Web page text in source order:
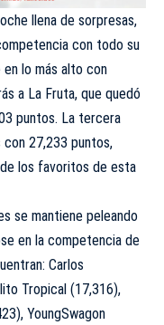
llena de sorpresas,
con todo su
lo más alto con
a La Fruta, que quedó
puntos. La tercera
27,233 puntos,
los favoritos de esta
se mantiene peleando
en la competencia de
Carlos
Tropical (17,316),
YoungSwagon